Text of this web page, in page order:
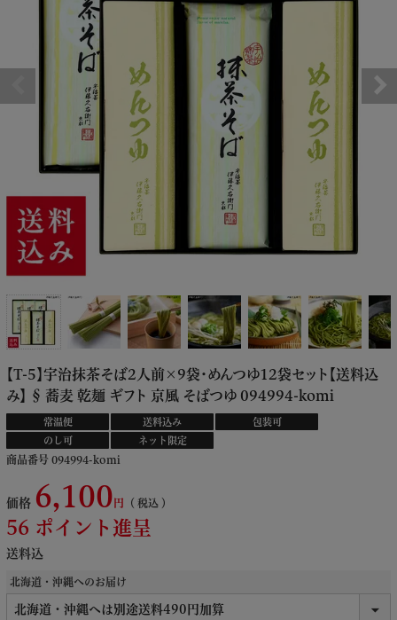
【T-5】宇治抹茶そば2人前×9袋・めんつゆ12袋セット【送料込
み】 § 蕎麦 乾麺 ギフト 京風 そばつゆ 094994-komi
常温便 送料込み
包装可
のし可
ネット限定
商品番号 094994-komi
価格 6,100 税込
56 ポイント進呈
送料込
北海道・沖縄へのお届け